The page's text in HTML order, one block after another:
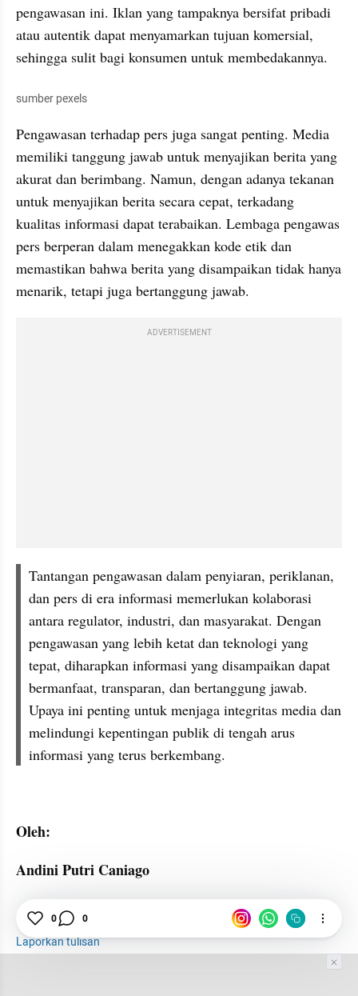
pengawasan ini. Iklan yang tampaknya bersifat pribadi
atau autentik dapat menyamarkan tujuan komersial,
sehingga sulit bagi konsumen untuk membedakannya.
sumber pexels
Pengawasan terhadap pers juga sangat penting. Media
memiliki tanggung jawab untuk menyajikan berita yang
akurat dan berimbang. Namun, dengan adanya tekanan
untuk menyajikan berita secara cepat, terkadang
kualitas informasi dapat terabaikan. Lembaga pengawas
pers berperan dalam menegakkan kode etik dan
memastikan bahwa berita yang disampaikan tidak hanya
menarik, tetapi juga bertanggung jawab.
ADVERTISEMENT
Tantangan pengawasan dalam penyiaran, periklanan,
dan pers di era informasi memerlukan kolaborasi
antara regulator, industri, dan masyarakat. Dengan
pengawasan yang lebih ketat dan teknologi yang
tepat, diharapkan informasi yang disampaikan dapat
bermanfaat, transparan, dan bertanggung jawab.
Upaya ini penting untuk menjaga integritas media dan
melindungi kepentingan publik di tengah arus
informasi yang terus berkembang.
Oleh:
Andini Putri Caniago
Iklan PUBLIC
Keamanan Informasi
Laporkan tulisan
0 0